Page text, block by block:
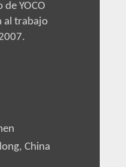
de YOCO
al trabajo
China